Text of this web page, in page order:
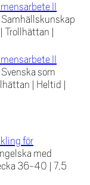
II
| Trollhättan |
II
som
| Heltid |
för
med
36-40 | 7,5